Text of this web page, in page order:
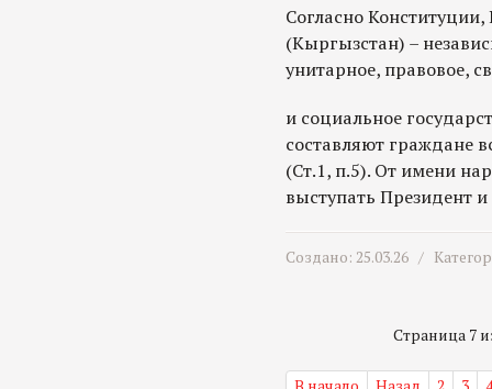
Согласно
(Кыргызстан) –
унитарное, правовое,
и социальное
составляют граждане
(Ст.1, п.5). От имени
выступать Президент
Создано: 25.03.26 /
Страница 7